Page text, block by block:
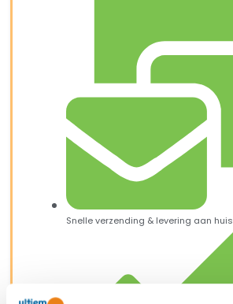
Snelle verzending & levering aan huis